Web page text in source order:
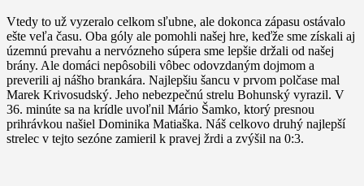
Vtedy to už vyzeralo celkom sľubne, ale dokonca zápasu ostávalo
ešte veľa času. Oba góly ale pomohli našej hre, keďže sme získali aj
územnú prevahu a nervózneho súpera sme lepšie držali od našej
brány. Ale domáci nepôsobili vôbec odovzdaným dojmom a
preverili aj nášho brankára. Najlepšiu šancu v prvom polčase mal
Marek Krivosudský. Jeho nebezpečnú strelu Bohunský vyrazil. V
36. minúte sa na krídle uvoľnil Mário Šamko, ktorý presnou
prihrávkou našiel Dominika Matiaška. Náš celkovo druhý najlepší
strelec v tejto sezóne zamieril k pravej žrdi a zvýšil na 0:3.